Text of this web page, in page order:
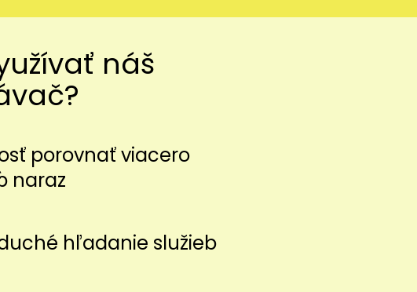
náš
porovnať viacero
naraz
hľadanie služieb